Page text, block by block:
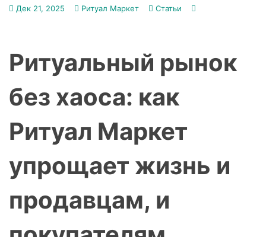
Дек 21, 2025 Ритуал Маркет Статьи
Ритуальный рынок
без хаоса: как
Ритуал Маркет
упрощает жизнь и
продавцам, и